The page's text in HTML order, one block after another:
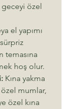
geceyi özel
el yapımı
temasına
hoş olur.
Kına yakma
mumlar,
özel kına